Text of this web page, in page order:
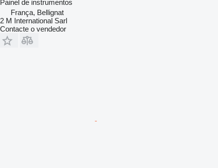
Painel de instrumentos
França, Bellignat
2 M International Sarl
Contacte o vendedor